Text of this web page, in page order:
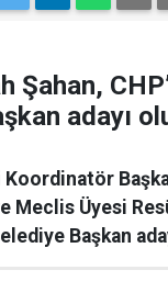
Şahan,
adayı
Meclis Üyesi
Başkan